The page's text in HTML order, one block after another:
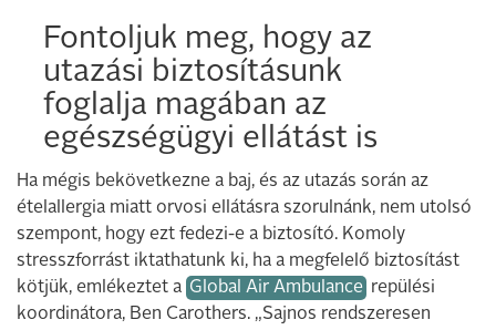
Fontoljuk meg, hogy az
utazási biztosításunk
foglalja magában az
egészségügyi ellátást is
Ha mégis bekövetkezne a baj, és az utazás során az
ételallergia miatt orvosi ellátásra szorulnánk, nem utolsó
szempont, hogy ezt fedezi-e a biztosító. Komoly
stresszforrást iktathatunk ki, ha a megfelelő biztosítást
kötjük, emlékeztet a Global Air Ambulance repülési
koordinátora, Ben Carothers. „Sajnos rendszeresen